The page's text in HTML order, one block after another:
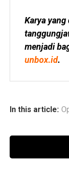
Karya
unbox.id.
In this article: